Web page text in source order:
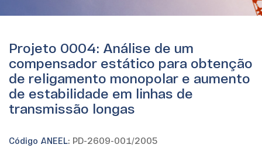
Projeto 0004: Análise de um
compensador estático para obtenção
de religamento monopolar e aumento
de estabilidade em linhas de
transmissão longas
Código ANEEL: PD-2609-001/2005